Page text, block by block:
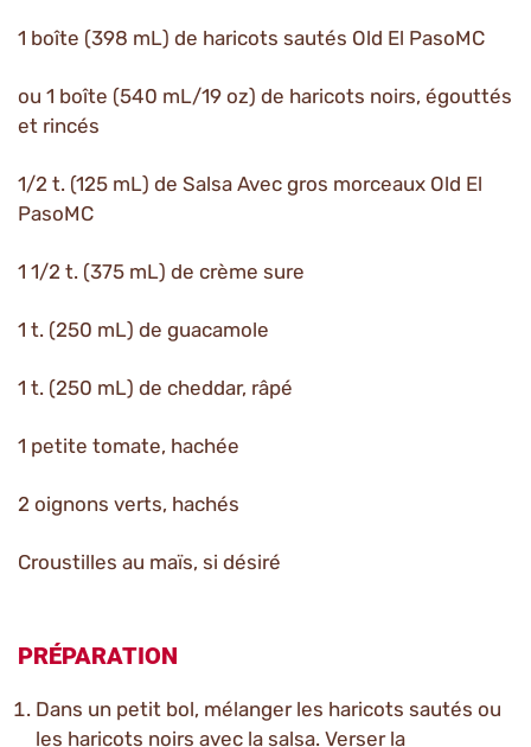
1 boîte (398 mL) de haricots sautés Old El PasoMC
ou 1 boîte (540 mL/19 oz) de haricots noirs, égouttés
et rincés
1/2 t. (125 mL) de Salsa Avec gros morceaux Old El
PasoMC
1 1/2 t. (375 mL) de crème sure
1 t. (250 mL) de guacamole
1 t. (250 mL) de cheddar, râpé
1 petite tomate, hachée
2 oignons verts, hachés
Croustilles au maïs, si désiré
PRÉPARATION
Dans un petit bol, mélanger les haricots sautés ou
les haricots noirs avec la salsa. Verser la